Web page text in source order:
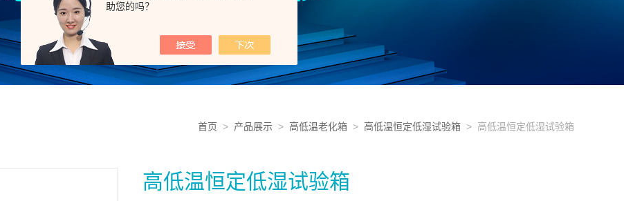
助您的吗？
首页 > 产品展示 > 高低温老化箱 > 高低温恒定低湿试验箱 > 高低温恒定低湿试验箱
高低温恒定低湿试验箱